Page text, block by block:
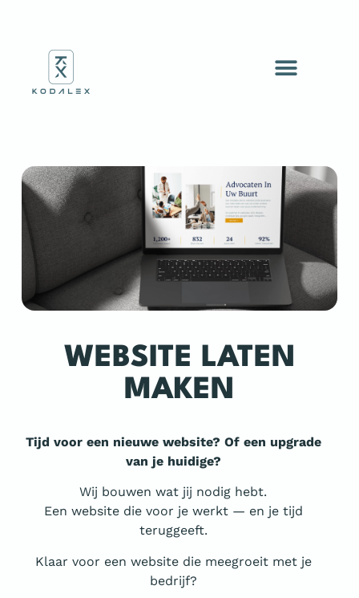
WEBSITE LATEN
MAKEN
Tijd voor een nieuwe website? Of een upgrade
van je huidige?
Wij bouwen wat jij nodig hebt.
Een website die voor je werkt — en je tijd
teruggeeft.
Klaar voor een website die meegroeit met je
bedrijf?